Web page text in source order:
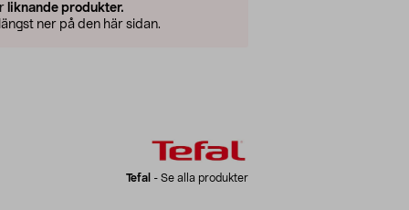
liknande produkter.
ner på den här sidan.
Tefal - Se alla produkter